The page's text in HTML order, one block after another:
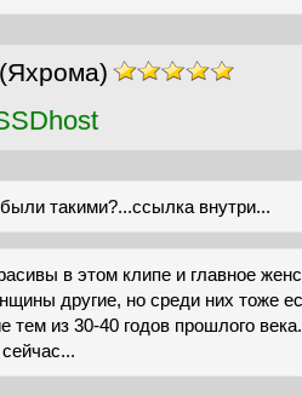
(Яхрома)
такими?...ссылка внутри...
в этом клипе и главное
другие, но среди них тоже
тем из 30-40 годов прошлого